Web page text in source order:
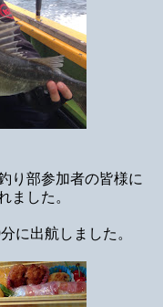
り部参加者の皆様に
ました。
に出航しました。